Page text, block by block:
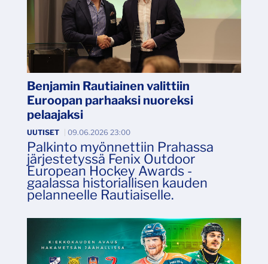
Benjamin Rautiainen valittiin
Euroopan parhaaksi nuoreksi
pelaajaksi
UUTISET | 09.06.2026 23:00
Palkinto myönnettiin Prahassa
järjestetyssä Fenix Outdoor
European Hockey Awards -
gaalassa historiallisen kauden
pelanneelle Rautiaiselle.